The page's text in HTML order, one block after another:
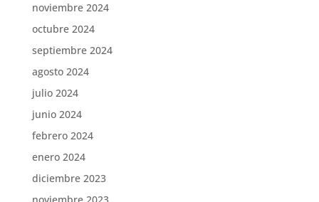
noviembre 2024
octubre 2024
septiembre 2024
agosto 2024
julio 2024
junio 2024
febrero 2024
enero 2024
diciembre 2023